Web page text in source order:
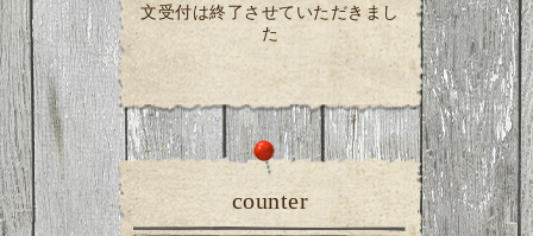
文受付は終了させていただきまし
た
counter